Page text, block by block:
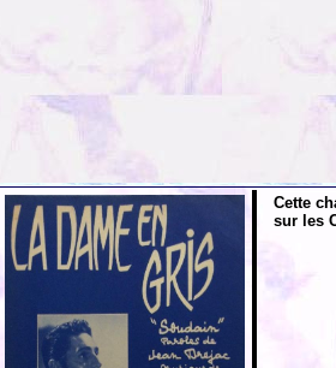
Cette
sur les